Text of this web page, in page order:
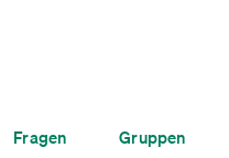
Fragen Gruppen